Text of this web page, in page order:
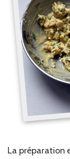
La préparation